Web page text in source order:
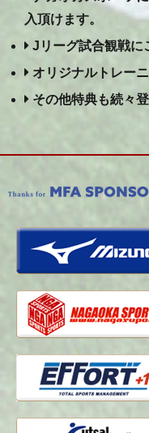
入頂けます。
Jリーグ試合観戦に
オリジナルトレー
その他特典も続々登